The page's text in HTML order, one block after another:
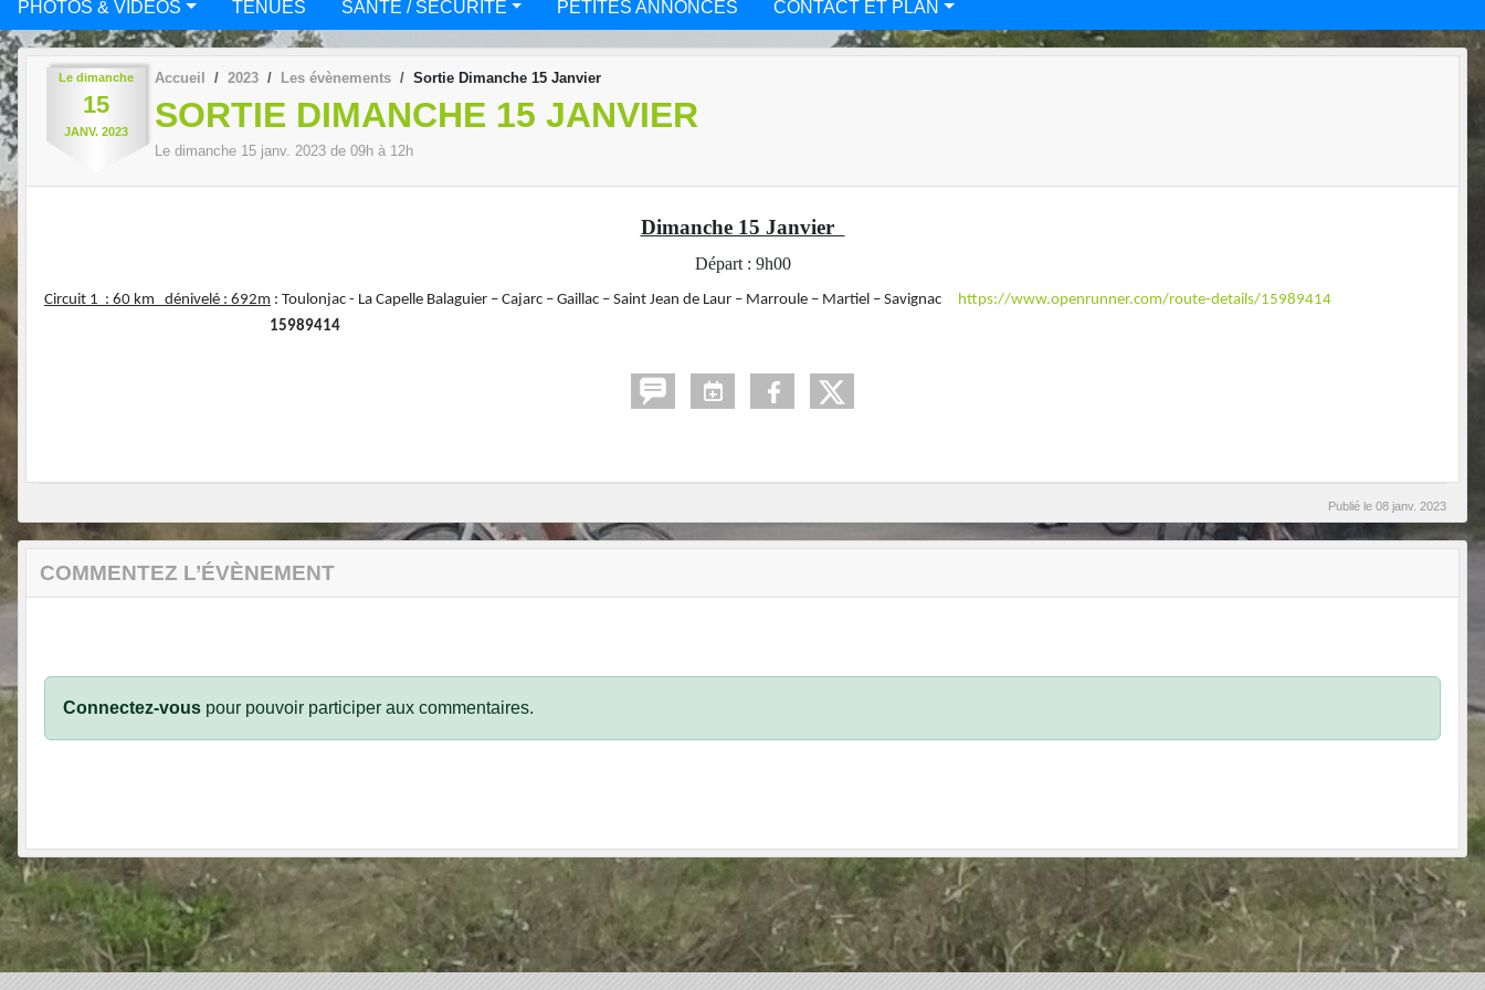
PHOTOS & VIDÉOS TENUES SANTÉ / SÉCURITÉ PETITES ANNONCES CONTACT ET PLAN
Le dimanche
15
JANV. 2023
Accueil 2023 Les évènements Sortie Dimanche 15 Janvier
SORTIE DIMANCHE 15 JANVIER
Le dimanche 15 janv. 2023 de 09h à 12h
Dimanche 15 Janvier
Départ : 9h00
Circuit 1 : 60 km dénivelé : 692m : Toulonjac - La Capelle Balaguier – Cajarc – Gaillac – Saint Jean de Laur – Marroule – Martiel – Savignac
https://www.openrunner.com/route-details/15989414
15989414
Publié le 08 janv. 2023
COMMENTEZ L’ÉVÈNEMENT
Connectez-vous pour pouvoir participer aux commentaires.